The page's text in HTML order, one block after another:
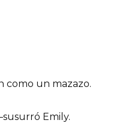
como un mazazo.
Emily.